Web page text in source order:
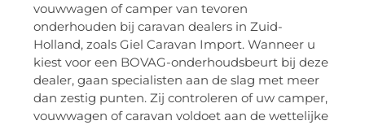
vouwwagen of camper van tevoren
onderhouden bij caravan dealers in Zuid-
Holland, zoals Giel Caravan Import. Wanneer u
kiest voor een BOVAG-onderhoudsbeurt bij deze
dealer, gaan specialisten aan de slag met meer
dan zestig punten. Zij controleren of uw camper,
vouwwagen of caravan voldoet aan de wettelijke